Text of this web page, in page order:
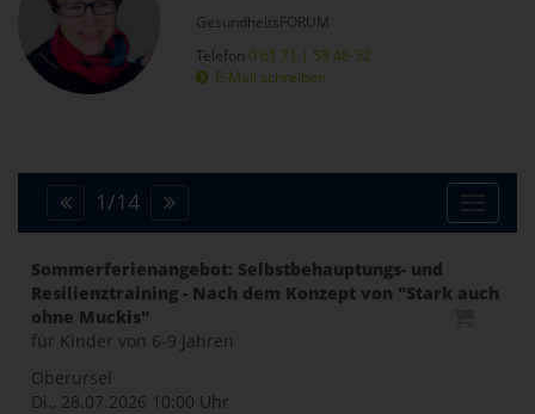
GesundheitsFORUM
Telefon 0 61 71 | 58 48-32
E-Mail schreiben
Toggle
1/14
Sommerferienangebot: Selbstbehauptungs- und
Resilienztraining - Nach dem Konzept von "Stark auch
ohne Muckis"
für Kinder von 6-9 Jahren
Oberursel
Di., 28.07.2026 10:00 Uhr